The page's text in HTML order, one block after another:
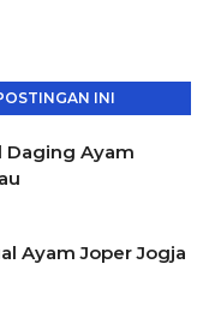
INI
Daging Ayam
Ayam Joper Jogja